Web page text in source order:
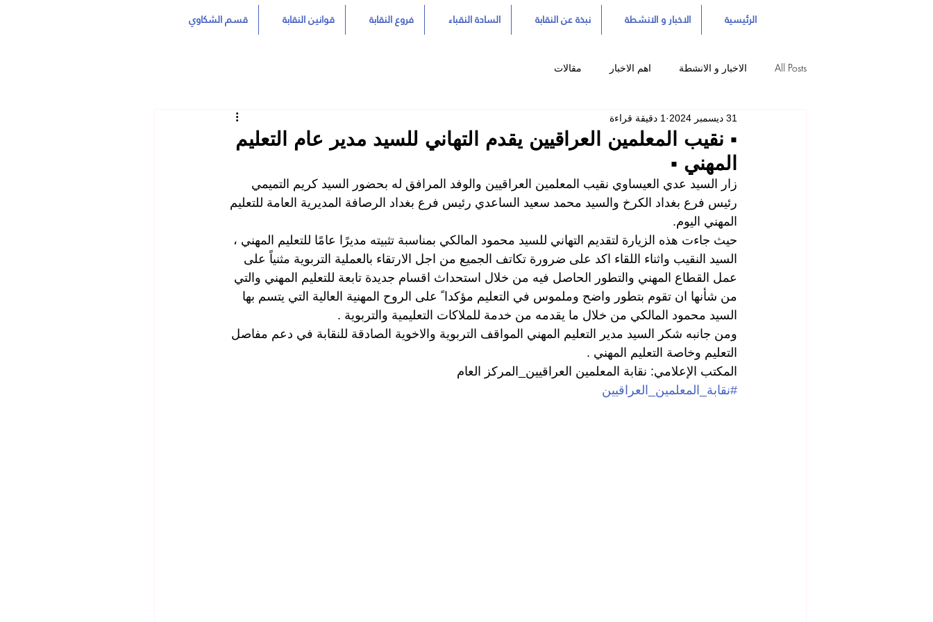
قسم الشكاوي قوانين النقابة فروع النقابة السادة النقباء نبذة عن النقابة الاخبار و الانشطة الرئيسية
All Posts الاخبار و الانشطة اهم الاخبار مقالات
▪️ نقيب المعلمين العراقيين يقدم التهاني للسيد مدير عام التعليم
المهني ▪️
31 ديسمبر 2024 1 دقيقة قراءة
زار السيد عدي العيساوي نقيب المعلمين العراقيين والوفد المرافق له بحضور السيد كريم التميمي
رئيس فرع بغداد الكرخ والسيد محمد سعيد الساعدي رئيس فرع بغداد الرصافة المديرية العامة للتعليم
المهني اليوم.
حيث جاءت هذه الزيارة لتقديم التهاني للسيد محمود المالكي بمناسبة تثبيته مديرًا عامًا للتعليم المهني ،
السيد النقيب واثناء اللقاء اكد على ضرورة تكاتف الجميع من اجل الارتقاء بالعملية التربوية مثنياً على
عمل القطاع المهني والتطور الحاصل فيه من خلال استحداث اقسام جديدة تابعة للتعليم المهني والتي
من شأنها ان تقوم بتطور واضح وملموس في التعليم مؤكدا ً على الروح المهنية العالية التي يتسم بها
السيد محمود المالكي من خلال ما يقدمه من خدمة للملاكات التعليمية والتربوية .
ومن جانبه شكر السيد مدير التعليم المهني المواقف التربوية والاخوية الصادقة للنقابة في دعم مفاصل
التعليم وخاصة التعليم المهني .
المكتب الإعلامي: نقابة المعلمين العراقيين_المركز العام
#نقابة_المعلمين_العراقيين